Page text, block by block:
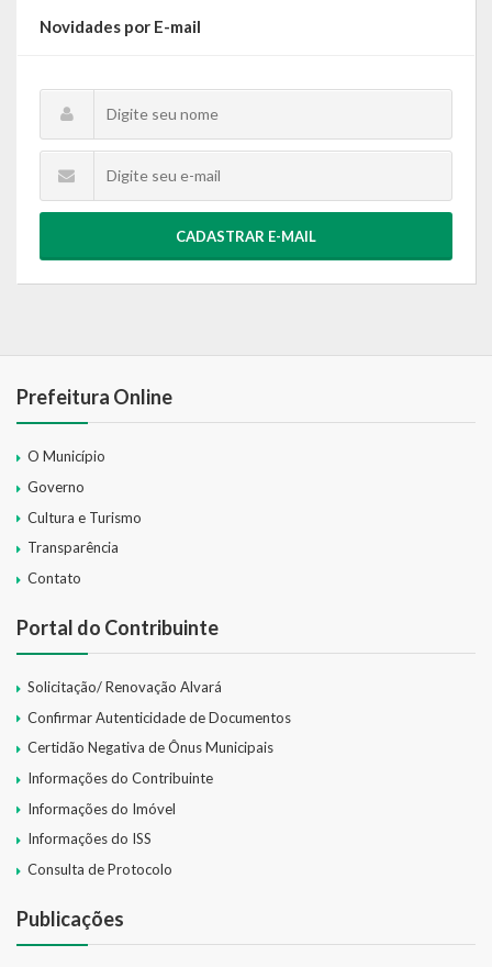
Novidades por E-mail
CADASTRAR E-MAIL
Prefeitura Online
O Município
Governo
Cultura e Turismo
Transparência
Contato
Portal do Contribuinte
Solicitação/ Renovação Alvará
Confirmar Autenticidade de Documentos
Certidão Negativa de Ônus Municipais
Informações do Contribuinte
Informações do Imóvel
Informações do ISS
Consulta de Protocolo
Publicações